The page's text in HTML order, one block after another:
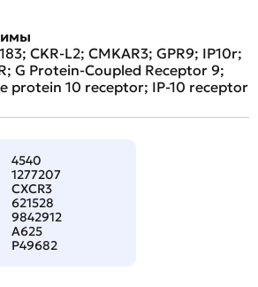
CKR-L2; CMKAR3; GPR9; IP10r;
G Protein-Coupled Receptor 9;
protein 10 receptor; IP-10 receptor
4540
1277207
CXCR3
621528
9842912
A625
P49682